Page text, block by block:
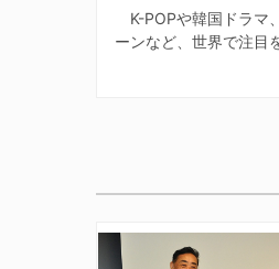
K-POPや韓国ドラマ
ーンなど、世界で注目